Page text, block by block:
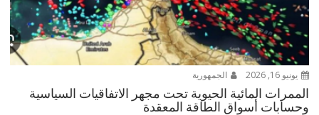
يونيو 16, 2026 الجمهورية
الممرات المائية الحيوية تحت مجهر الاتفاقيات السياسية
وحسابات أسواق الطاقة المعقدة